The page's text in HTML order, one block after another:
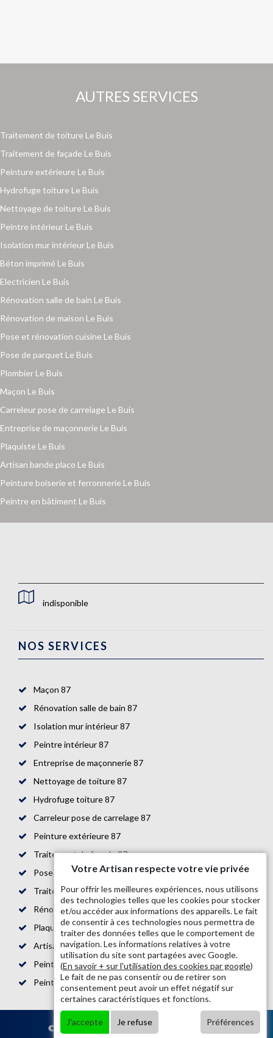
AUTRES SERVICES
Traitement de toiture Le Buis
Traitement de façade Le Buis
Peinture extérieure Le Buis
Hydrofuge toiture Le Buis
Nettoyage de toiture Le Buis
Peintre intérieur Le Buis
Isolation mur intérieur Le Buis
Béton imprimé Le Buis
Electricien Le Buis
Rénovation salle de bain Le Buis
Rénovation de maison Le Buis
Pose et rénovation cuisine Le Buis
Pose de parquet Le Buis
Plombier Le Buis
Maçon Le Buis
Carreleur pose de carrelage Le Buis
Entreprise de maçonnerie Le Buis
Plaquiste Le Buis
Artisan bande placo Le Buis
Peinture boiserie et ferronnerie Le Buis
Peintre en bâtiment Le Buis
indisponible
NOS SERVICES
Maçon 87
Rénovation salle de bain 87
Isolation mur intérieur 87
Peintre intérieur 87
Entreprise de maçonnerie 87
Nettoyage de toiture 87
Hydrofuge toiture 87
Carreleur pose de carrelage 87
Peinture extérieure 87
Traitement de façade 87
Pose de parquet 87
Traitement de toiture 87
Rénovation de maison 87
Plaquiste 87
Artisan bande placo 87
Peintre en bâtiment 87
Peinture boiserie et ferronnerie 87
© 2020 - Tout droit réservé | Mentions légales
Votre Artisan respecte votre vie privée
Pour offrir les meilleures expériences, nous utilisons
des technologies telles que les cookies pour stocker
et/ou accéder aux informations des appareils. Le fait
de consentir à ces technologies nous permettra de
traiter des données telles que le comportement de
navigation. Les informations relatives à votre
utilisation du site sont partagées avec Google.
(En savoir + sur l'utilisation des cookies par google)
Le fait de ne pas consentir ou de retirer son
consentement peut avoir un effet négatif sur
certaines caractéristiques et fonctions.
J'accepte Je refuse Préférences